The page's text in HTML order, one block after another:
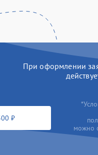
При оформлении
₽
можно